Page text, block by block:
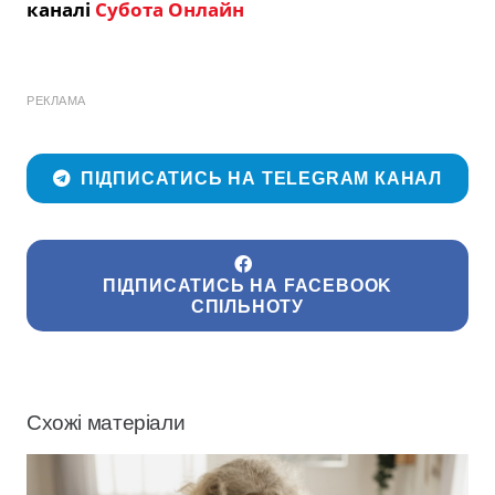
каналі Субота Онлайн
РЕКЛАМА
ПІДПИСАТИСЬ НА TELEGRAM КАНАЛ
ПІДПИСАТИСЬ НА FACEBOOK
СПІЛЬНОТУ
Схожі матеріали